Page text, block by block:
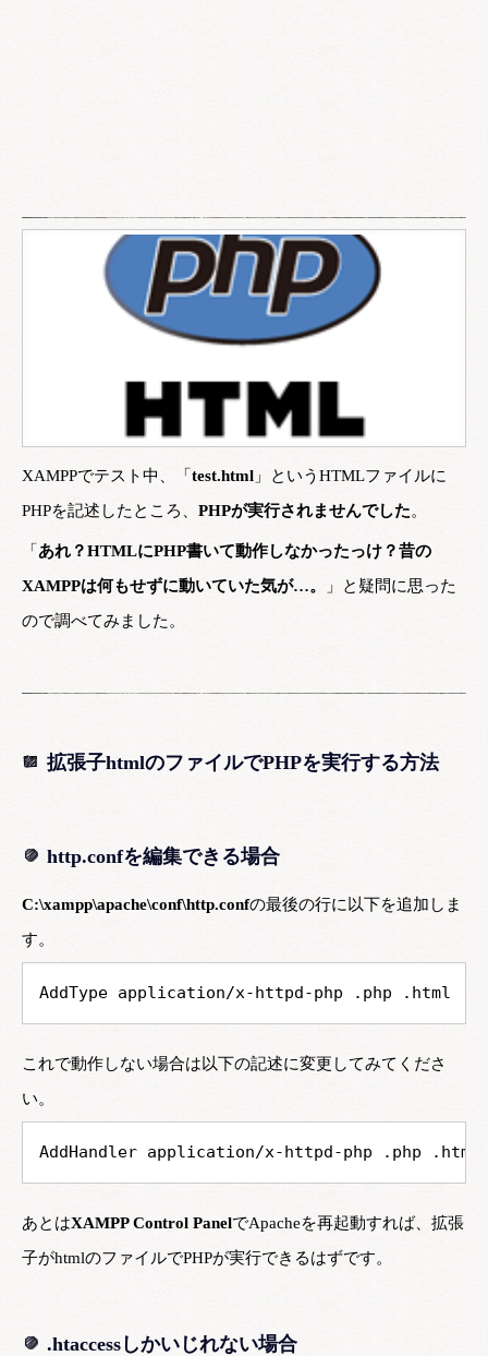
XAMPPでテスト中、「 test.html 」というHTMLファイルに
PHPを記述したところ、 PHPが実行されませんでした。
「 あれ？HTMLにPHP書いて動作しなかったっけ？昔の
XAMPPは何もせずに動いていた気が…。
」と疑問に思った
ので調べてみました。
拡張子htmlのファイルでPHPを実行する方法
http.confを編集できる場合
C:\xampp\apache\conf\http.confの最後の行に以下を追加しま
す。
AddType application/x-httpd-php .php .html
これで動作しない場合は以下の記述に変更してみてくださ
い。
AddHandler application/x-httpd-php .php .html
あとはXAMPP Control PanelでApacheを再起動すれば、拡張
子がhtmlのファイルでPHPが実行できるはずです。
.htaccessしかいじれない場合